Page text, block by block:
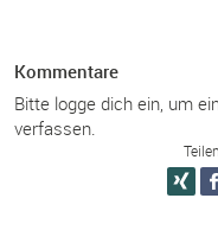
Kommentare
Bitte logge dich ein, um
verfassen.
Teilen